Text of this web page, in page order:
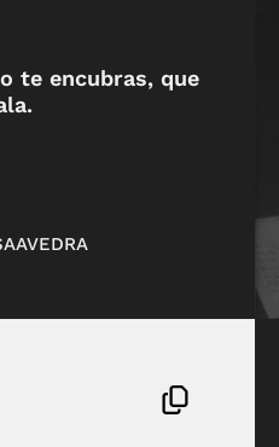
te encubras, que